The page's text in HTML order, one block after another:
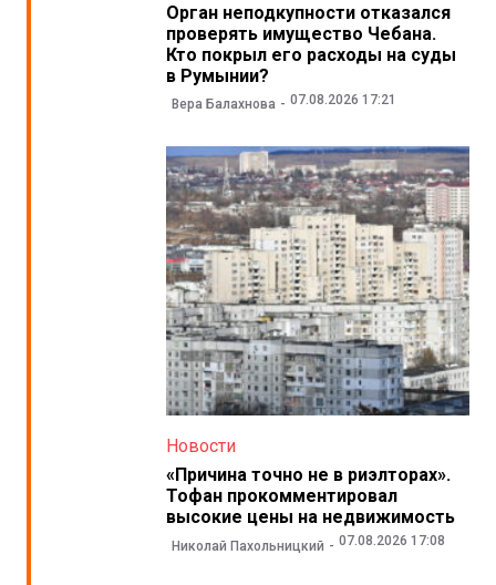
Орган неподкупности отказался
проверять имущество Чебана.
Кто покрыл его расходы на суды
в Румынии?
Вера Балахнова 07.08.2026 17:21
Новости
«Причина точно не в риэлторах».
Тофан прокомментировал
высокие цены на недвижимость
Николай Пахольницкий 07.08.2026 17:08